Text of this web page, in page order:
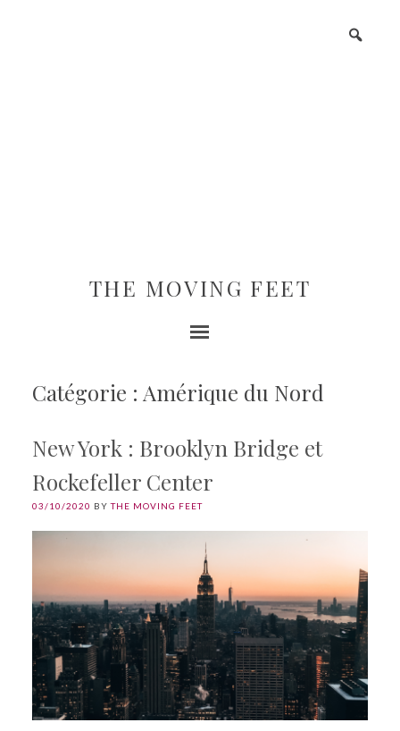
THE MOVING FEET
Catégorie : Amérique du Nord
New York : Brooklyn Bridge et
Rockefeller Center
03/10/2020 BYTHE MOVING FEET